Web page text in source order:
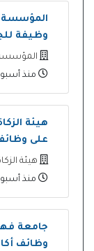
المؤسسة
وظيفة
المؤسسة
منذ
هيئة
على
هيئة
منذ
جامعة
وظائف